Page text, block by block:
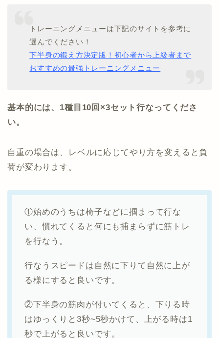
トレーニングメニューは下記のサイトを参考に
選んでください！
下半身の鍛え方決定版！初心者から上級者まで
おすすめの最強トレーニングメニュー
基本的には、1種目10回×3セット行なってくださ
い。
自重の場合は、レベルに応じてやり方を変えると負
荷が変わります。
①始めのうちは椅子などに掴まって行な
い、慣れてくると何にも捕まらずに筋トレ
を行なう。
行なうスピードは自然に下りて自然に上が
る様にすると良いです。
②下半身の筋肉が付いてくると、下りる時
はゆっくりと3秒~5秒かけて、上がる時は1
秒で上がると良いです。